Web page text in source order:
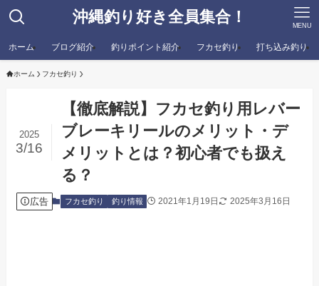
沖縄釣り好き全員集合！ MENU
ホーム ブログ紹介 釣りポイント紹介 フカセ釣り 打ち込み釣り
ホーム フカセ釣り
【徹底解説】フカセ釣り用レバー
ブレーキリールのメリット・デ
メリットとは？初心者でも扱え
る？
2025
3/16
広告 フカセ釣り 釣り情報 2021年1月19日 2025年3月16日